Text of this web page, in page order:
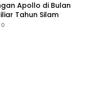
Apollo di Bulan
Tahun Silam
0